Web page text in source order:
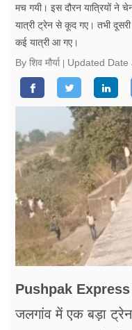
वीडियो
रिलेशनशिप
जीवन मंत्रा
फूड
सेहत
ब्‍यूटी
जॉब्स
शिक्षा
अन्य खबरें
मच गयी। इस दौरन यात्रियों ने
यात्री ट्रेन से कूद गए। तभी
कई यात्री आ गए।
By शिव मौर्या
Updated Date
Pushpak
जलगांव में एक बड़ा